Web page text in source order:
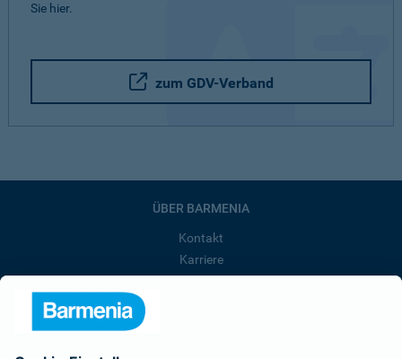
Sie hier.
zum GDV-Verband
ÜBER BARMENIA
Kontakt
Karriere